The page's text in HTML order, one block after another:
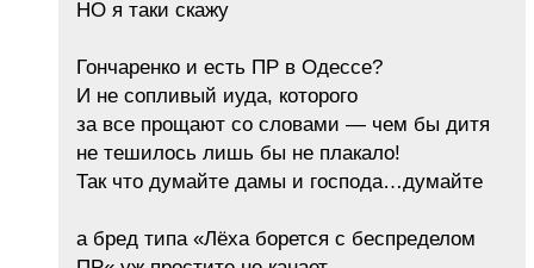
НО я таки скажу
Гончаренко и есть ПР в Одессе?
И не сопливый иуда, которого
за все прощают со словами — чем бы дитя
не тешилось лишь бы не плакало!
Так что думайте дамы и господа…думайте
а бред типа «Лёха борется с беспределом